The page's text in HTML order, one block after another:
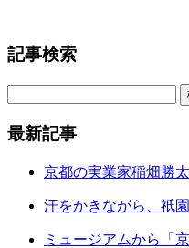
記事検索
最新記事
京都の実業家稲畑勝
汗をかきながら、祇
ミュージアムから「